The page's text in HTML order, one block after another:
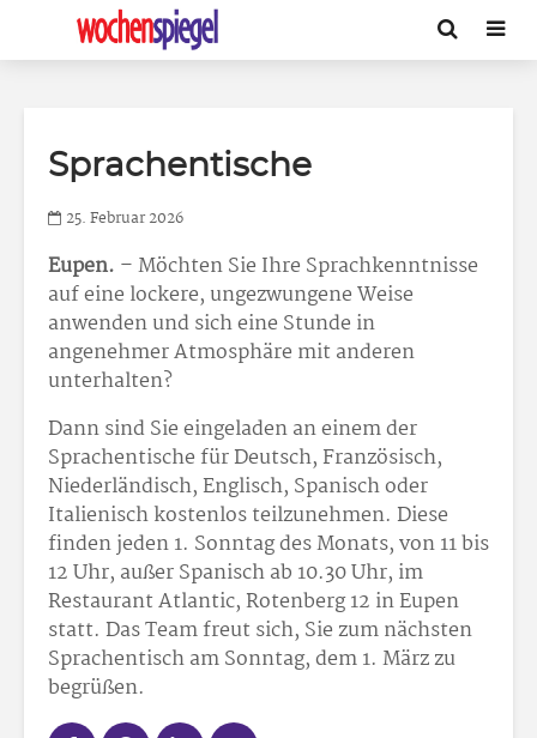
Sprachentische
25. Februar 2026
Eupen. – Möchten Sie Ihre Sprachkenntnisse
auf eine lockere, ungezwungene Weise
anwenden und sich eine Stunde in
angenehmer Atmosphäre mit anderen
unterhalten?
Dann sind Sie eingeladen an einem der
Sprachentische für Deutsch, Französisch,
Niederländisch, Englisch, Spanisch oder
Italienisch kostenlos teilzunehmen. Diese
finden jeden 1. Sonntag des Monats, von 11 bis
12 Uhr, außer Spanisch ab 10.30 Uhr, im
Restaurant Atlantic, Rotenberg 12 in Eupen
statt. Das Team freut sich, Sie zum nächsten
Sprachentisch am Sonntag, dem 1. März zu
begrüßen.